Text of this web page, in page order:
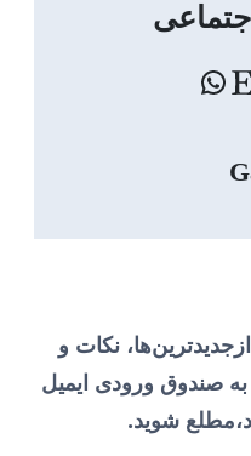
واتس‌اپ
نکات و
صندوق ورودی ایمیل
شوید.